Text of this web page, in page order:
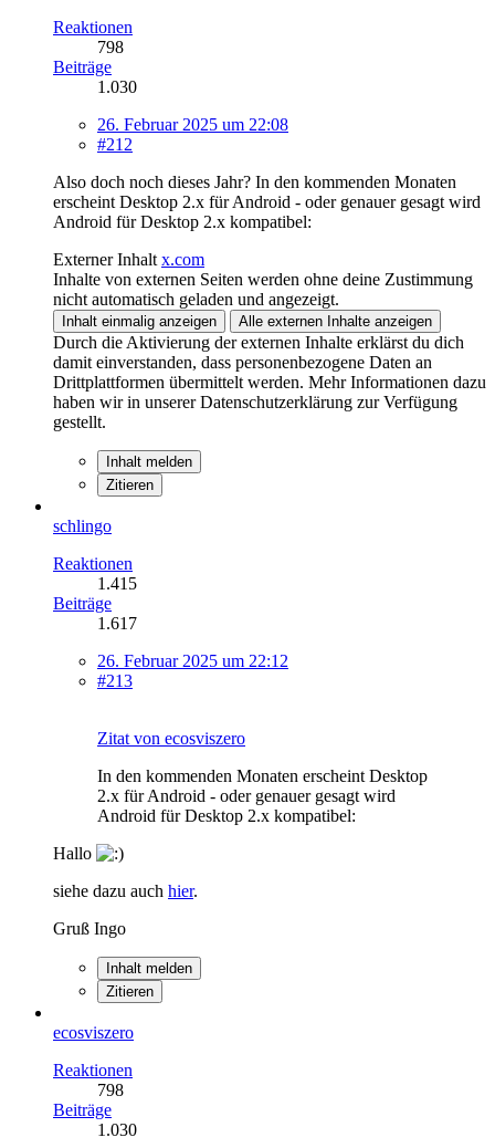
Reaktionen
798
Beiträge
1.030
26. Februar 2025 um 22:08
#212
Also doch noch dieses Jahr? In den kommenden Monaten
erscheint Desktop 2.x für Android - oder genauer gesagt wird
Android für Desktop 2.x kompatibel:
Externer Inhalt x.com
Inhalte von externen Seiten werden ohne deine Zustimmung
nicht automatisch geladen und angezeigt.
Inhalt einmalig anzeigen Alle externen Inhalte anzeigen
Durch die Aktivierung der externen Inhalte erklärst du dich
damit einverstanden, dass personenbezogene Daten an
Drittplattformen übermittelt werden. Mehr Informationen dazu
haben wir in unserer Datenschutzerklärung zur Verfügung
gestellt.
Inhalt melden
Zitieren
schlingo
Reaktionen
1.415
Beiträge
1.617
26. Februar 2025 um 22:12
#213
Zitat von ecosviszero
In den kommenden Monaten erscheint Desktop
2.x für Android - oder genauer gesagt wird
Android für Desktop 2.x kompatibel:
Hallo
siehe dazu auch hier.
Gruß Ingo
Inhalt melden
Zitieren
ecosviszero
Reaktionen
798
Beiträge
1.030